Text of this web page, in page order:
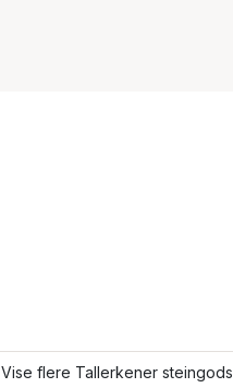
Vise flere Tallerkener steingods